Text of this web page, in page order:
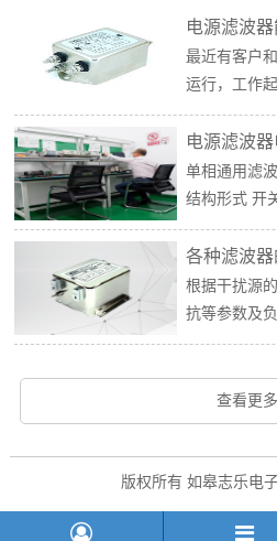
电源滤波
最近有客户
运行，工作起
电源滤波
单相通用滤
结构形式 开
各种滤波
根据干扰源
抗等参数及负
查看更多
版权所有 如皋志乐电